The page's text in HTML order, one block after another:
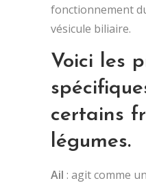
fonctionnement
vésicule biliaire.
Voici les
certains
légumes.
Ail : agit comme